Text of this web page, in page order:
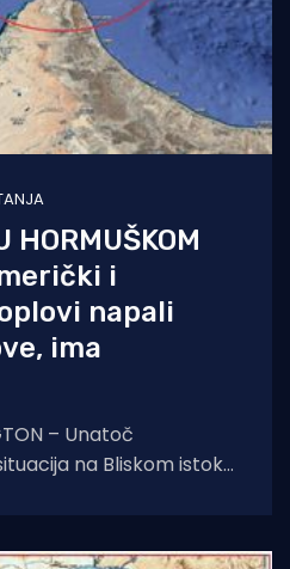
HORMUŠKOM
i
napali
ima
– Unatoč
na Bliskom istoku